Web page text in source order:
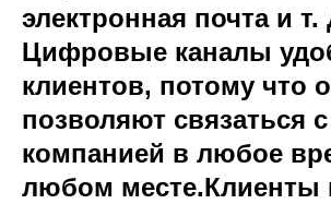
электронная почта и т.
Цифровые каналы
клиентов, потому что
позволяют связаться с
компанией в любое
любом месте.Клиенты